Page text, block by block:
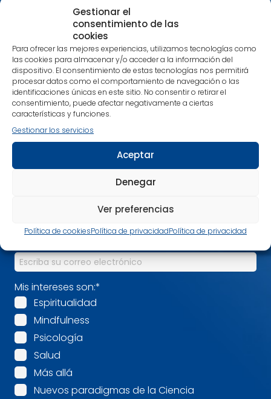
Gestionar el
consentimiento de las
cookies
Para ofrecer las mejores experiencias, utilizamos tecnologías como
las cookies para almacenar y/o acceder a la información del
dispositivo. El consentimiento de estas tecnologías nos permitirá
procesar datos como el comportamiento de navegación o las
identificaciones únicas en este sitio. No consentir o retirar el
consentimiento, puede afectar negativamente a ciertas
características y funciones.
Gestionar los servicios
Aceptar
Denegar
Ver preferencias
Política de cookiesPolítica de privacidadPolítica de privacidad
Suscríbete a nuestra Newsletter y
descubre un poco más nuestra
¡Es sencillo!Selecciona la temática que más te
interese y estarás al día tanto de nuestras
publicaciones más recientes como de noticias
relacionadas con nuestra editorial.
Nos encanta compartir contigo tu pasión por los
libros que despiertan una nueva conciencia.
Alimenta cuerpo, mente y espíritu con nuestras
¡Estamos en contacto!
Mis intereses son:*
Espiritualidad
Mindfulness
Psicología
Salud
Más allá
Nuevos paradigmas de la Ciencia